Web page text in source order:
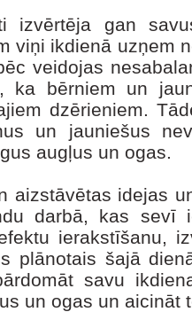
izvērtēja gan
viņi ikdienā uzņem
veidojas
ka bērniem un
dzērieniem.
un jauniešus
augļus un ogas.
aizstāvētas idejas
darbā, kas sevī
ierakstīšanu,
plānotais šajā
savu
un ogas un aicināt